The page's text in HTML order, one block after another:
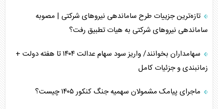
تازه‌ترین جزییات طرح ساماندهی نیرو‌های شرکتی | مصوبه
ساماندهی نیرو‌های شرکتی به هیات تطبیق رفت؟
سهامداران بخوانند/ واریز سود سهام عدالت ۱۴۰۴ تا هفته دولت +
زمانبندی و جزئیات کامل
ماجرای پیامک مشمولان سهمیه جنگ کنکور ۱۴۰۵ چیست؟